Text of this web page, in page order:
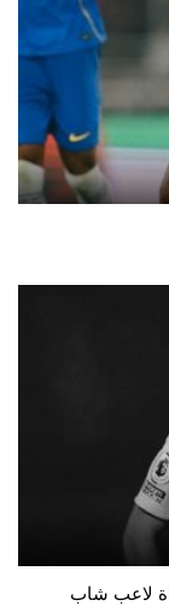
لاعب شاب